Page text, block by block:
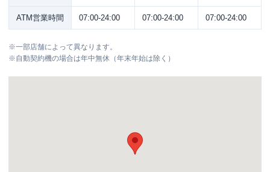
ATM営業時間 07:00-24:00 07:00-24:00 07:00-24:00
※一部店舗によって異なります。
※自動契約機の場合は年中無休（年末年始は除く）